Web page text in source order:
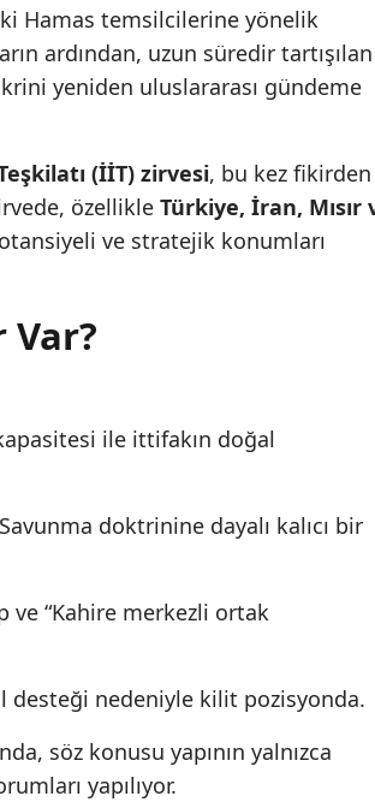
Hamas temsilcilerine yönelik
ardından, uzun süredir tartışılan
yeniden uluslararası gündeme
(İİT) zirvesi, bu kez fikirden
özellikle Türkiye, İran, Mısır
ve stratejik konumları
ile ittifakın doğal
doktrinine dayalı kalıcı bir
ve “Kahire merkezli ortak
desteği nedeniyle kilit pozisyonda.
söz konusu yapının yalnızca
yapılıyor.